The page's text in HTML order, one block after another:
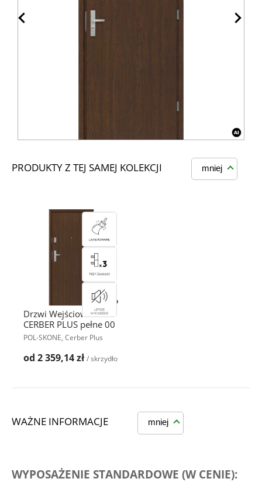
PRODUKTY Z TEJ SAMEJ KOLEKCJI mniej
Drzwi Wejściowe
CERBER PLUS pełne 00
POL-SKONE, Cerber Plus
od 2 359,14 zł / skrzydło
WAŻNE INFORMACJE mniej
WYPOSAŻENIE STANDARDOWE (W CENIE):